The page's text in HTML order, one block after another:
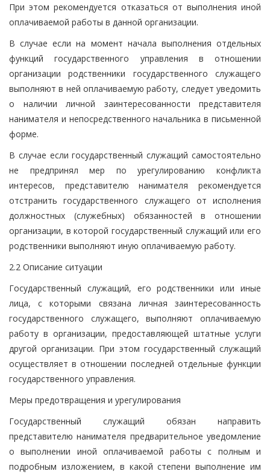
При этом рекомендуется отказаться от выполнения иной
оплачиваемой работы в данной организации.
В случае если на момент начала выполнения отдельных
функций государственного управления в отношении
организации родственники государственного служащего
выполняют в ней оплачиваемую работу, следует уведомить
о наличии личной заинтересованности представителя
нанимателя и непосредственного начальника в письменной
форме.
В случае если государственный служащий самостоятельно
не предпринял мер по урегулированию конфликта
интересов, представителю нанимателя рекомендуется
отстранить государственного служащего от исполнения
должностных (служебных) обязанностей в отношении
организации, в которой государственный служащий или его
родственники выполняют иную оплачиваемую работу.
2.2 Описание ситуации
Государственный служащий, его родственники или иные
лица, с которыми связана личная заинтересованность
государственного служащего, выполняют оплачиваемую
работу в организации, предоставляющей штатные услуги
другой организации. При этом государственный служащий
осуществляет в отношении последней отдельные функции
государственного управления.
Меры предотвращения и урегулирования
Государственный служащий обязан направить
представителю нанимателя предварительное уведомление
о выполнении иной оплачиваемой работы с полным и
подробным изложением, в какой степени выполнение им